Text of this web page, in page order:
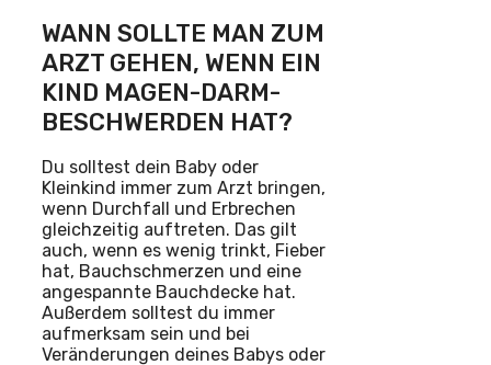
WANN SOLLTE MAN ZUM
ARZT GEHEN, WENN EIN
KIND MAGEN-DARM-
BESCHWERDEN HAT?
Du solltest dein Baby oder
Kleinkind immer zum Arzt bringen,
wenn Durchfall und Erbrechen
gleichzeitig auftreten. Das gilt
auch, wenn es wenig trinkt, Fieber
hat, Bauchschmerzen und eine
angespannte Bauchdecke hat.
Außerdem solltest du immer
aufmerksam sein und bei
Veränderungen deines Babys oder